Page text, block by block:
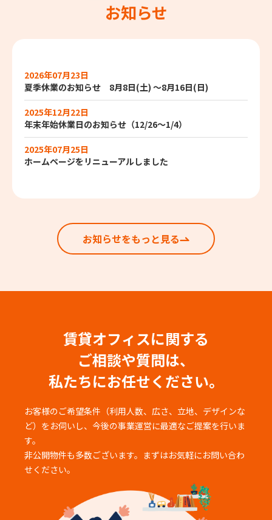
お知らせ
2026年07月23日
夏季休業のお知らせ 8月8日(土) ～8月16日(日)
2025年12月22日
年末年始休業日のお知らせ（12/26～1/4）
2025年07月25日
ホームページをリニューアルしました
お知らせをもっと見る
賃貸オフィスに関する
ご相談や質問は、
私たちにお任せください。
お客様のご希望条件（利用人数、広さ、立地、デザインな
ど）をお伺いし、 今後の事業運営に最適なご提案を行いま
す。
非公開物件も多数ございます。まずはお気軽にお問い合わ
せください。